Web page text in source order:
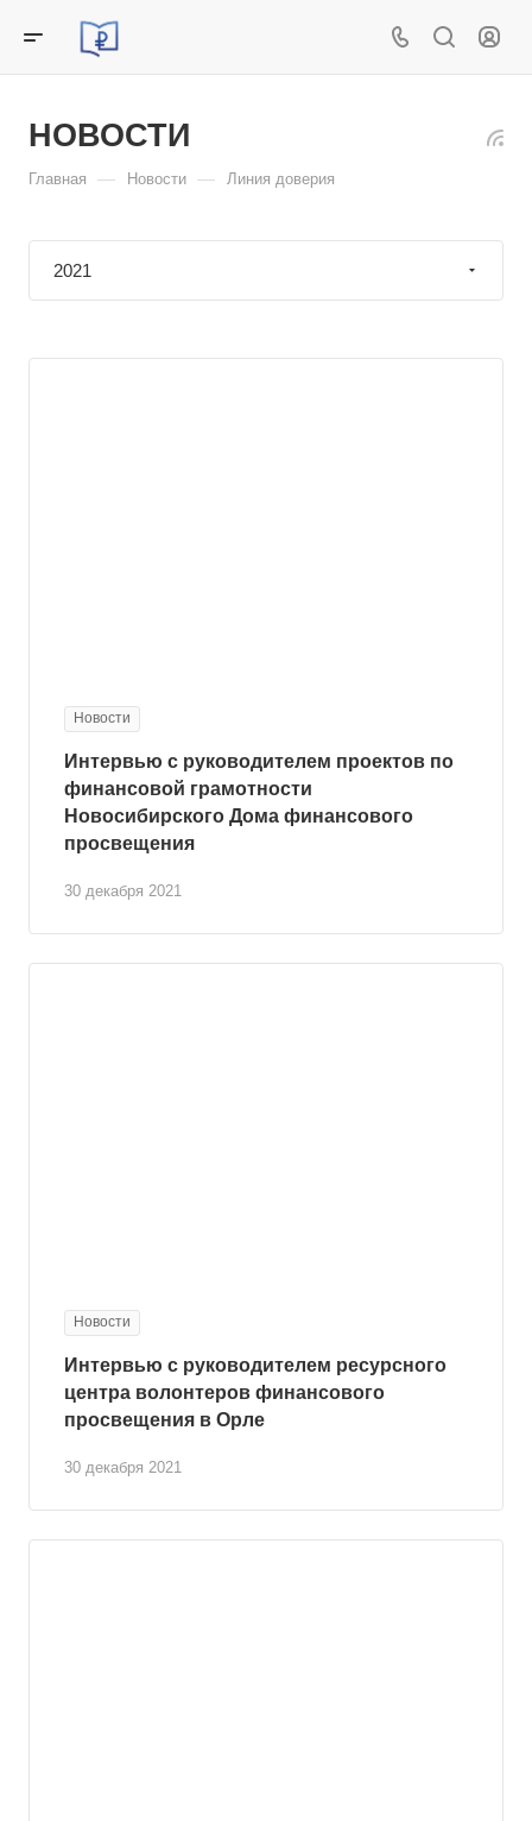
НОВОСТИ
Главная — Новости — Линия доверия
2021
Новости
30 декабря 2021
Интервью с руководителем проектов по
финансовой грамотности
Новосибирского Дома финансового
просвещения
Новости
30 декабря 2021
Интервью с руководителем ресурсного
центра волонтеров финансового
просвещения в Орле